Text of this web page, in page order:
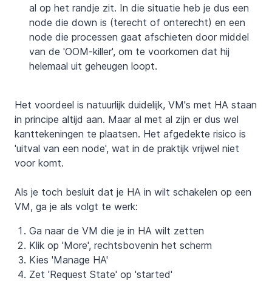
al op het randje zit. In die situatie heb je dus een
node die down is (terecht of onterecht) en een
node die processen gaat afschieten door middel
van de 'OOM-killer', om te voorkomen dat hij
helemaal uit geheugen loopt.
Het voordeel is natuurlijk duidelijk, VM's met HA staan
in principe altijd aan. Maar al met al zijn er dus wel
kanttekeningen te plaatsen. Het afgedekte risico is
'uitval van een node', wat in de praktijk vrijwel niet
voor komt.
Als je toch besluit dat je HA in wilt schakelen op een
VM, ga je als volgt te werk:
Ga naar de VM die je in HA wilt zetten
Klik op 'More', rechtsbovenin het scherm
Kies 'Manage HA'
Zet 'Request State' op 'started'